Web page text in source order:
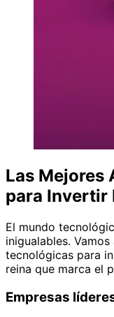
Las Mejores
para Invertir
El mundo
inigualables.
tecnológicas para
reina que marca el
Empresas